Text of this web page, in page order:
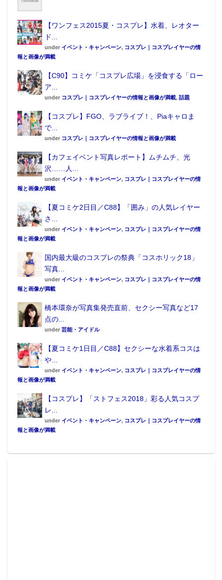
【ワンフェス2015夏・コスプレ】水着、レオター
ド...
under イベント・キャンペーン, コスプレ｜コスプレイヤーの情
報と画像が満載
【C90】コミケ「コスプレ広場」を浸食する「ロー
ア...
under コスプレ｜コスプレイヤーの情報と画像が満載, 話題
【コスプレ】FGO、ラブライブ！、Piaキャロま
で...
under コスプレ｜コスプレイヤーの情報と画像が満載
【カフェイベント写真レポート】ムチムチ、光
沢……人...
under イベント・キャンペーン, コスプレ｜コスプレイヤーの情
報と画像が満載
【夏コミケ2日目／C88】「囲み」の人気レイヤー
さ...
under イベント・キャンペーン, コスプレ｜コスプレイヤーの情
報と画像が満載
国内最大級のコスプレの祭典「コスホリック18」
写真...
under イベント・キャンペーン, コスプレ｜コスプレイヤーの情
報と画像が満載
橋本環奈が写真集発売直前、セクシー写真など17
点の...
under 芸能・アイドル
【夏コミケ1日目／C88】セクシーな水着系コスは
や...
under イベント・キャンペーン, コスプレ｜コスプレイヤーの情
報と画像が満載
【コスプレ】「ストフェス2018」彩る人気コスプ
レ...
under イベント・キャンペーン, コスプレ｜コスプレイヤーの情
報と画像が満載